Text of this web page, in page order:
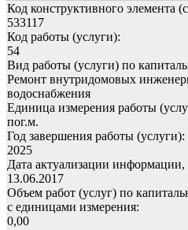
Код конструктивного элемента
533117
Код работы (услуги):
54
Вид работы (услуги) по
Ремонт внутридомовых
водоснабжения
Единица измерения работы
пог.м.
Год завершения работы (услуги):
2025
Дата актуализации информации,
13.06.2017
Объем работ (услуг) по
с единицами измерения:
0,00